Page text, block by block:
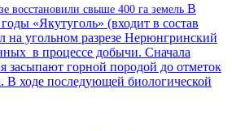
восстановили свыше 400 га земель В
«Якутуголь» (входит в состав
на угольном разрезе Нерюнгринский
в процессе добычи. Сначала
засыпают горной породой до отметок
В ходе последующей биологической